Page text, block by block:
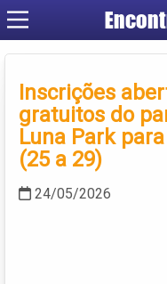
Inscrições
gratuitos do
Luna Park
(25 a 29)
24/05/2026